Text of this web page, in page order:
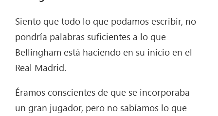
Siento que todo lo que podamos escribir, no
pondría palabras suficientes a lo que
Bellingham está haciendo en su inicio en el
Real Madrid.
Éramos conscientes de que se incorporaba
un gran jugador, pero no sabíamos lo que